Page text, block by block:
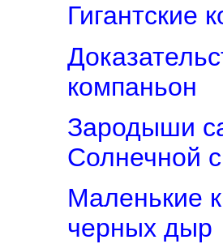
Гигантские
компаньон
Зародыши
Солнечной
Маленькие
черных дыр